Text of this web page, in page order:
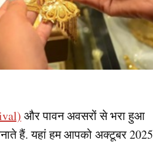
और पावन अवसरों से भरा हुआ
हैं. यहां हम आपको अक्टूबर 2025